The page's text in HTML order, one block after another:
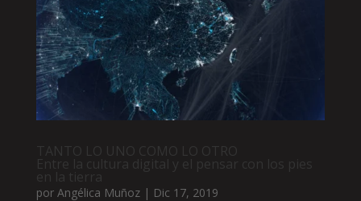
TANTO LO UNO COMO LO OTRO
Entre la cultura digital y el pensar con los pies
en la tierra
por Angélica Muñoz| Dic 17, 2019